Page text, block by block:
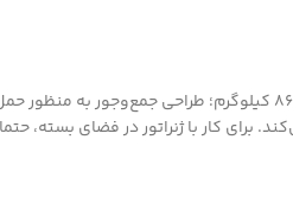
برای کار با ژنراتور در فضای بسته،